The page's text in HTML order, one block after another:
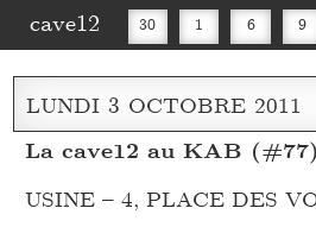
cave12 30 1 6 9
16 20 27 30
LUNDI 3 OCTOBRE 2011
La cave12 au KAB (#77)
USINE – 4, PLACE DES